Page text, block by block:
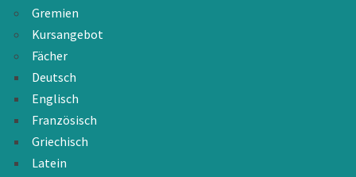
Gremien
Kursangebot
Fächer
Deutsch
Englisch
Französisch
Griechisch
Latein